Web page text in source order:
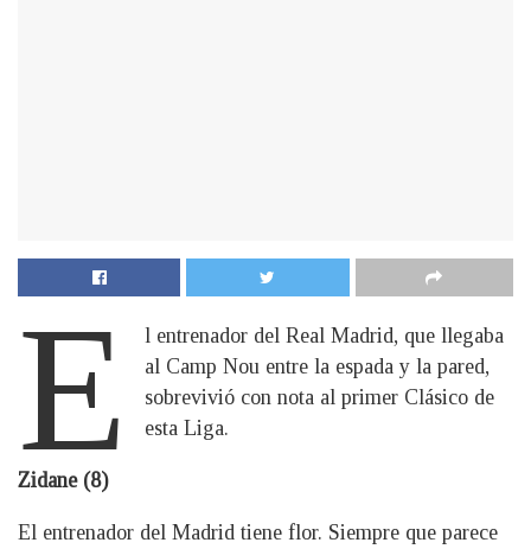
E
l entrenador del Real Madrid, que llegaba
al Camp Nou entre la espada y la pared,
sobrevivió con nota al primer Clásico de
esta Liga.
Zidane (8)
El entrenador del Madrid tiene flor. Siempre que parece